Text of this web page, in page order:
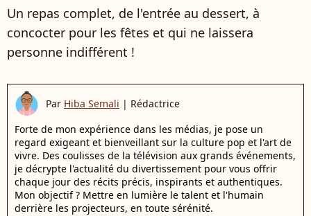
Un repas complet, de l'entrée au dessert, à
concocter pour les fêtes et qui ne laissera
personne indifférent !
Par Hiba Semali | Rédactrice
Forte de mon expérience dans les médias, je pose un
regard exigeant et bienveillant sur la culture pop et l'art de
vivre. Des coulisses de la télévision aux grands événements,
je décrypte l'actualité du divertissement pour vous offrir
chaque jour des récits précis, inspirants et authentiques.
Mon objectif ? Mettre en lumière le talent et l'humain
derrière les projecteurs, en toute sérénité.